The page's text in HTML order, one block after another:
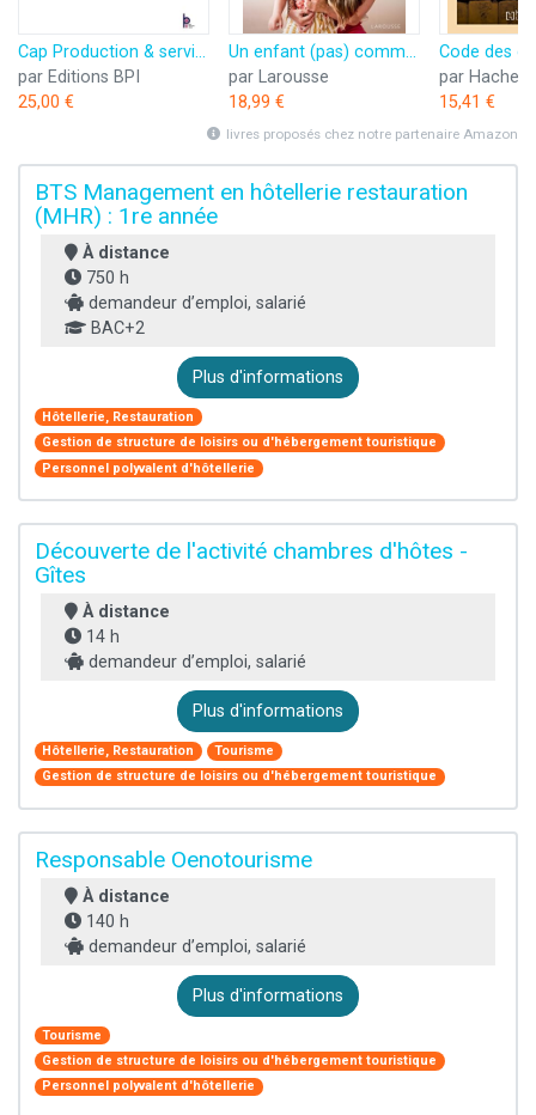
Cap Production & service en restaurations - Le manuel de l'agent polyvalent
par Editions BPI
25,00 €
Un enfant (pas) comme les autres
par Larousse
18,99 €
par
15,41 €
livres proposés chez notre partenaire Amazon
BTS Management en hôtellerie restauration
(MHR) : 1re année
À distance
750 h
demandeur d’emploi, salarié
BAC+2
Plus d'informations
Hôtellerie, Restauration
Gestion de structure de loisirs ou d'hébergement touristique
Personnel polyvalent d'hôtellerie
Découverte de l'activité chambres d'hôtes -
Gîtes
À distance
14 h
demandeur d’emploi, salarié
Plus d'informations
Hôtellerie, Restauration
Tourisme
Gestion de structure de loisirs ou d'hébergement touristique
Responsable Oenotourisme
À distance
140 h
demandeur d’emploi, salarié
Plus d'informations
Tourisme
Gestion de structure de loisirs ou d'hébergement touristique
Personnel polyvalent d'hôtellerie